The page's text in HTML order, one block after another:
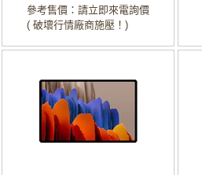
參考售價：請立即來電詢價
( 破壞行情廠商施壓！)